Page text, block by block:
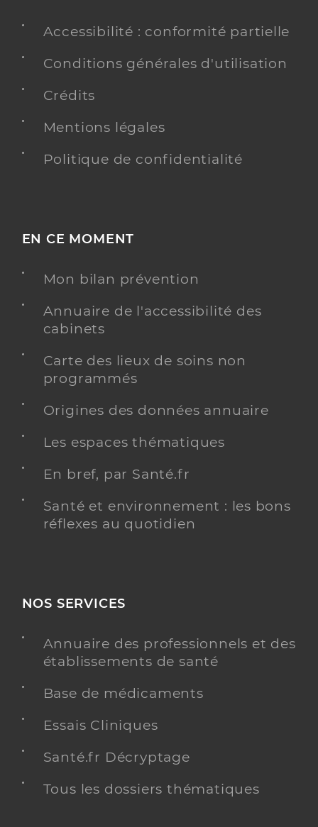
Accessibilité : conformité partielle
Conditions générales d'utilisation
Crédits
Mentions légales
Politique de confidentialité
EN CE MOMENT
Mon bilan prévention
Annuaire de l'accessibilité des
cabinets
Carte des lieux de soins non
programmés
Origines des données annuaire
Les espaces thématiques
En bref, par Santé.fr
Santé et environnement : les bons
réflexes au quotidien
NOS SERVICES
Annuaire des professionnels et des
établissements de santé
Base de médicaments
Essais Cliniques
Santé.fr Décryptage
Tous les dossiers thématiques